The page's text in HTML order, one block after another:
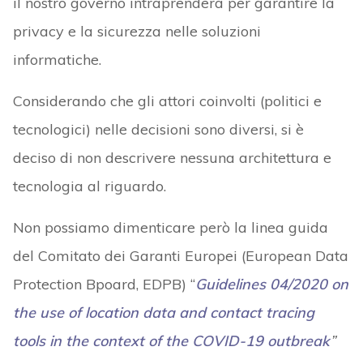
privacy e la sicurezza nelle soluzioni
informatiche.
Considerando che gli attori coinvolti (politici e
tecnologici) nelle decisioni sono diversi, si è
deciso di non descrivere nessuna architettura e
tecnologia al riguardo.
Non possiamo dimenticare però la linea guida
del Comitato dei Garanti Europei (European Data
Protection Bpoard, EDPB) “Guidelines 04/2020 on
the use of location data and contact tracing
tools in the context of the COVID-19 outbreak”